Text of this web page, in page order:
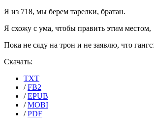
Я из 718, мы берем тарелки, братан.
Я схожу с ума, чтобы править этим местом,
Пока не сяду на трон и не заявлю, что
Скачать:
TXT
/FB2
/EPUB
/MOBI
/PDF